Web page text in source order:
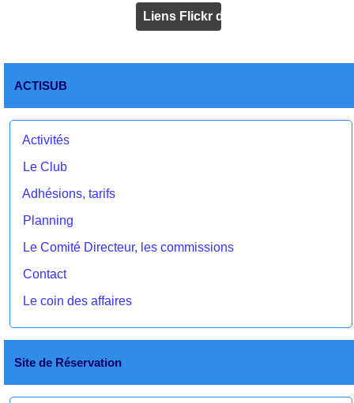
Liens Flickr des amis
ACTISUB
Activités
Le Club
Adhésions, tarifs
Planning
Le Comité Directeur, les commissions
Contact
Le coin des affaires
Site de Réservation